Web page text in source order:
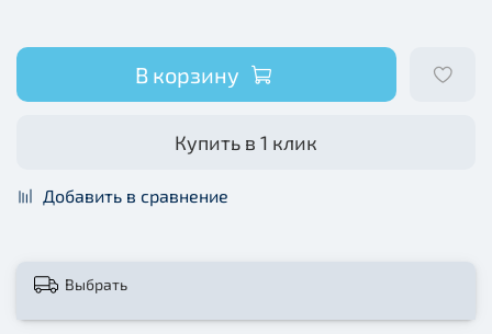
В корзину
Купить в 1 клик
Добавить в сравнение
Выбрать